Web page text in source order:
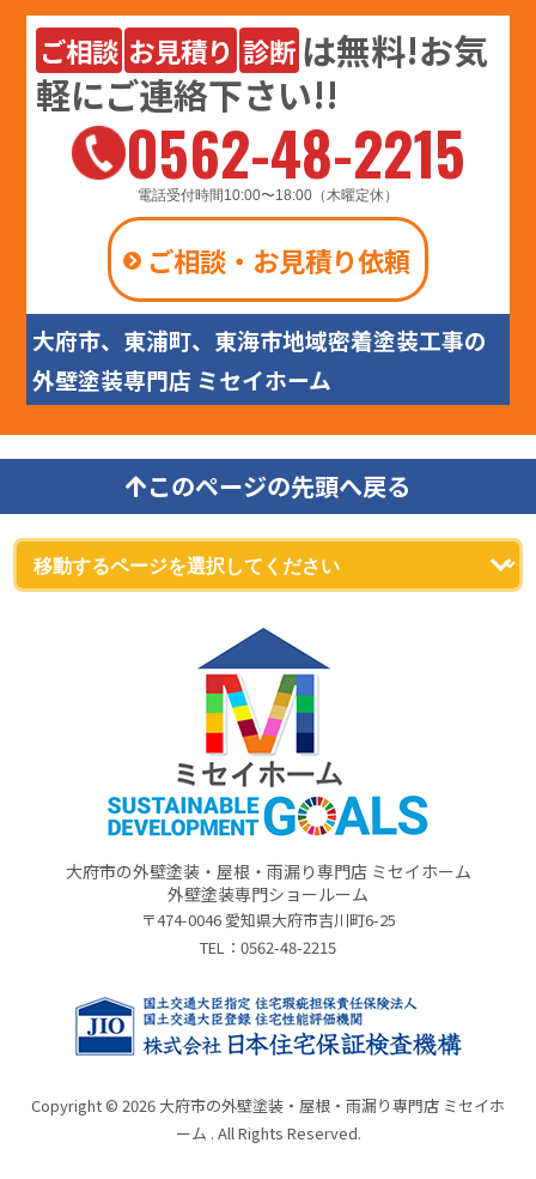
ご相談 お見積り 診断 は無料!お気
軽にご連絡下さい!!
0562-48-2215
電話受付時間10:00〜18:00（木曜定休）
ご相談・お見積り依頼
大府市、東浦町、東海市地域密着塗装工事の
外壁塗装専門店 ミセイホーム
このページの先頭へ戻る
大府市の外壁塗装・屋根・雨漏り専門店 ミセイホーム
外壁塗装専門ショールーム
〒474-0046 愛知県大府市吉川町6-25
TEL： 0562-48-2215
Copyright © 2026 大府市の外壁塗装・屋根・雨漏り専門店 ミセイホ
ーム . All Rights Reserved.